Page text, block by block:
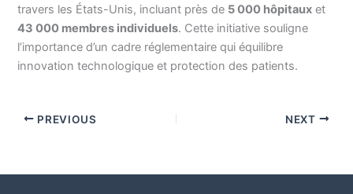
travers les États-Unis, incluant près de 5 000 hôpitaux et
43 000 membres individuels. Cette initiative souligne
l’importance d’un cadre réglementaire qui équilibre
innovation technologique et protection des patients.
PREVIOUS NEXT